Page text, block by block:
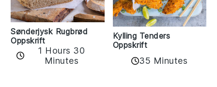
Sønderjysk Rugbrød
Oppskrift
1 Hours 30
Minutes
Kylling Tenders
Oppskrift
35 Minutes